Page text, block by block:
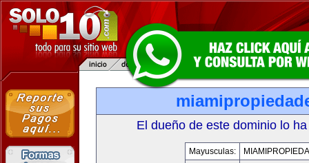
El dueño de este dominio lo
Mayusculas: